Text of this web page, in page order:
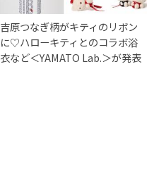
吉原つなぎ柄がキティのリボン
に♡ハローキティとのコラボ浴
衣など＜YAMATO Lab.＞が発表